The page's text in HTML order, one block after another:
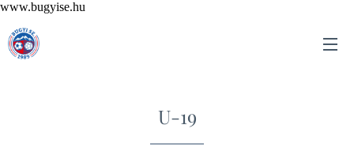
www.bugyise.hu
U-19